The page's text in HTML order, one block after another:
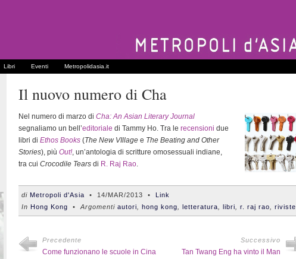
Libri Eventi Metropolidasia.it
Il nuovo numero di Cha
Nel numero di marzo di Cha: An Asian Literary Journal
segnaliamo un bell’editoriale di Tammy Ho. Tra le recensioni due
libri di Ethos Books (The New VIllage e The Beating and Other
Stories), più Out!, un’antologia di scritture omosessuali indiane,
tra cui Crocodile Tears di R. Raj Rao.
di Metropoli d'Asia • 14/MAR/2013 • Link
In Hong Kong • Argomenti autori hong kong letteratura libri r. raj rao riviste
Precedente
Come funzionano le scuole in Cina
Successivo
Tan Twang Eng ha vinto il Man